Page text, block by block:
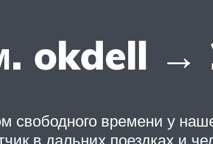
okdell →
свободного времени у
в дальних поездках и